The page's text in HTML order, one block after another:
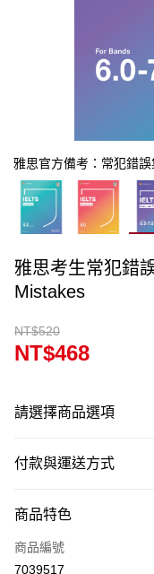
雅思官方備考：常犯錯誤
雅思考生常犯錯
Mistakes
NT$520
NT$468
請選擇商品選項
付款與運送方式
信用卡一次付款
超商取貨付款
商品特色
商品編號
7039517